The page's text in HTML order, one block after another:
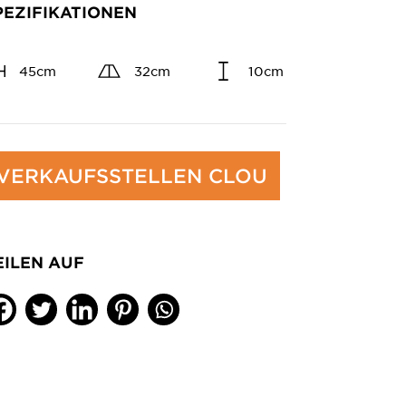
45cm 32cm 10cm
CLOU
AUF